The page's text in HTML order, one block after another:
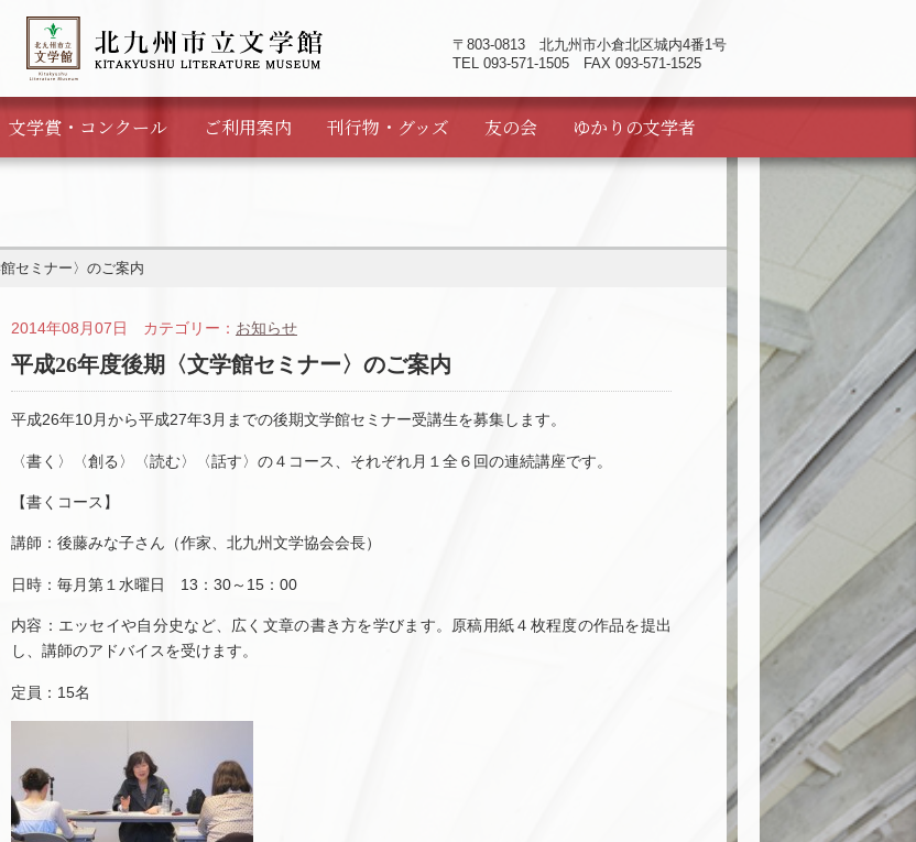
〒803-0813 北九州市小倉北区城内4番1号
TEL 093-571-1505 FAX 093-571-1525
文学賞・ コンクール ご利用案内 刊行物・ グッズ 友の会 ゆかりの文学者
セミナー〉のご案内
2014年08月07日 カテゴリー： お知らせ
平成26年度後期〈文学館セミナー〉のご案内
平成26年10月から平成27年3月までの後期文学館セミナー受講生を募集します。
〈書く〉〈創る〉〈読む〉〈話す〉の４コース、それぞれ月１全６回の連続講座です。
【書くコース】
講師：後藤みな子さん（作家、北九州文学協会会長）
日時：毎月第１水曜日 13：30～15：00
内容：エッセイや自分史など、広く文章の書き方を学びます。原稿用紙４枚程度の作品を提出
し、講師のアドバイスを受けます。
定員：15名